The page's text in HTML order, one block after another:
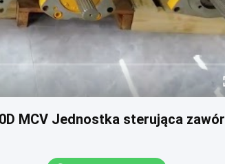
MCV Jednostka sterująca zawór